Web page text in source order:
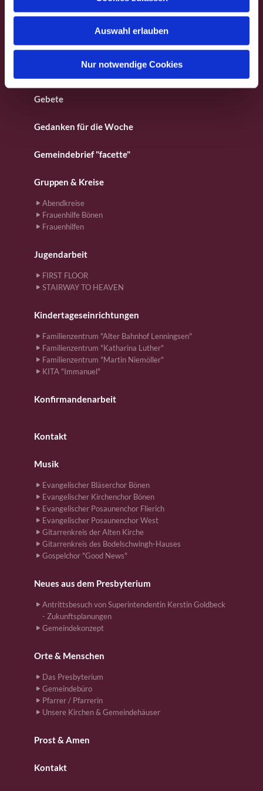
Auswahl erlauben
Nur notwendige Cookies
Besondere Orte
Fotos aus dem Gemeindeleben
Gebete
Gedanken für die Woche
Gemeindebrief "facette"
Gruppen & Kreise
Abendkreise
Frauenhilfe Bönen
Frauenhilfen
Jugendarbeit
FIRST FLOOR
STAIRWAY TO HEAVEN
Kindertageseinrichtungen
Familienzentrum "Alter Bahnhof Lenningsen"
Familienzentrum "Katharina Luther"
Familienzentrum "Martin Niemöller"
KITA "Immanuel"
Konfirmandenarbeit
Kontakt
Musik
Evangelischer Bläserchor Bönen
Evangelischer Kirchenchor Bönen
Evangelischer Posaunenchor Flierich
Evangelischer Posaunenchor West
Gitarrenkreis der Alten Kirche
Gitarrenkreis des Bodelschwingh-Hauses
Gospelchor "Good News"
Neues aus dem Presbyterium
Antrittsbesuch von Superintendentin Kerstin Goldbeck
- Zukunftsplanungen
Gemeindekonzept
Orte & Menschen
Das Presbyterium
Gemeindebüro
Pfarrer / Pfarrerin
Unsere Kirchen & Gemeindehäuser
Prost & Amen
Kontakt